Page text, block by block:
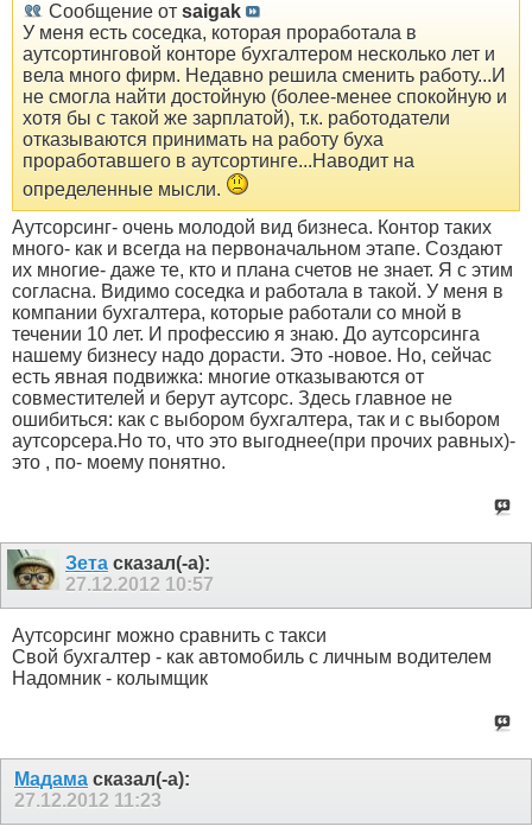
Сообщение от saigak
У меня есть соседка, которая проработала в
аутсортинговой конторе бухгалтером несколько лет и
вела много фирм. Недавно решила сменить работу...И
не смогла найти достойную (более-менее спокойную и
хотя бы с такой же зарплатой), т.к. работодатели
отказываются принимать на работу буха
проработавшего в аутсортинге...Наводит на
определенные мысли.
Аутсорсинг- очень молодой вид бизнеса. Контор таких
много- как и всегда на первоначальном этапе. Создают
их многие- даже те, кто и плана счетов не знает. Я с этим
согласна. Видимо соседка и работала в такой. У меня в
компании бухгалтера, которые работали со мной в
течении 10 лет. И профессию я знаю. До аутсорсинга
нашему бизнесу надо дорасти. Это -новое. Но, сейчас
есть явная подвижка: многие отказываются от
совместителей и берут аутсорс. Здесь главное не
ошибиться: как с выбором бухгалтера, так и с выбором
аутсорсера.Но то, что это выгоднее(при прочих равных)-
это , по- моему понятно.
Зета сказал(-а):
27.12.2012 10:57
Аутсорсинг можно сравнить с такси
Свой бухгалтер - как автомобиль с личным водителем
Надомник - колымщик
Мадама сказал(-а):
27.12.2012 11:23